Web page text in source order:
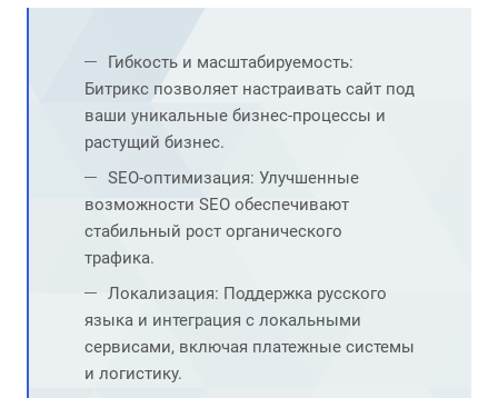
Гибкость и масштабируемость:
Битрикс позволяет настраивать сайт под
ваши уникальные бизнес-процессы и
растущий бизнес.
SEO-оптимизация: Улучшенные
возможности SEO обеспечивают
стабильный рост органического
трафика.
Локализация: Поддержка русского
языка и интеграция с локальными
сервисами, включая платежные системы
и логистику.